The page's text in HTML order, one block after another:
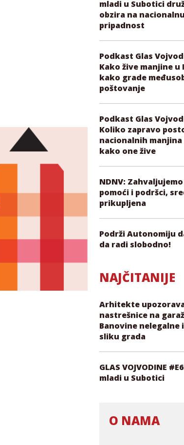
mladi u Subotici
obzira na nacionalnu
pripadnost
Podkast Glas
Kako žive manjine u
kako grade
poštovanje
Podkast Glas
Koliko zapravo
nacionalnih
kako one žive
NDNV:
pomoći i podršci,
prikupljena
Podrži Autonomiju
da radi slobodno!
NAJČITANIJE
Arhitekte
nastrešnice na
Banovine nelegalne
sliku grada
GLAS VOJVODINE
mladi u Subotici
O NAMA